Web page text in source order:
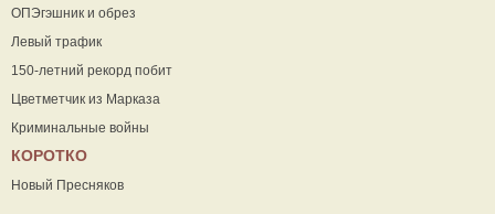
ОПЭгэшник и обрез
Левый трафик
150-летний рекорд побит
Цветметчик из Марказа
Криминальные войны
КОРОТКО
Новый Пресняков